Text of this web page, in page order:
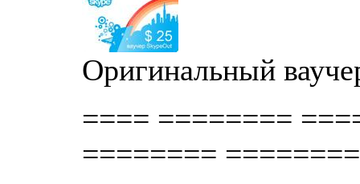
Оригинальный
==== ========
========